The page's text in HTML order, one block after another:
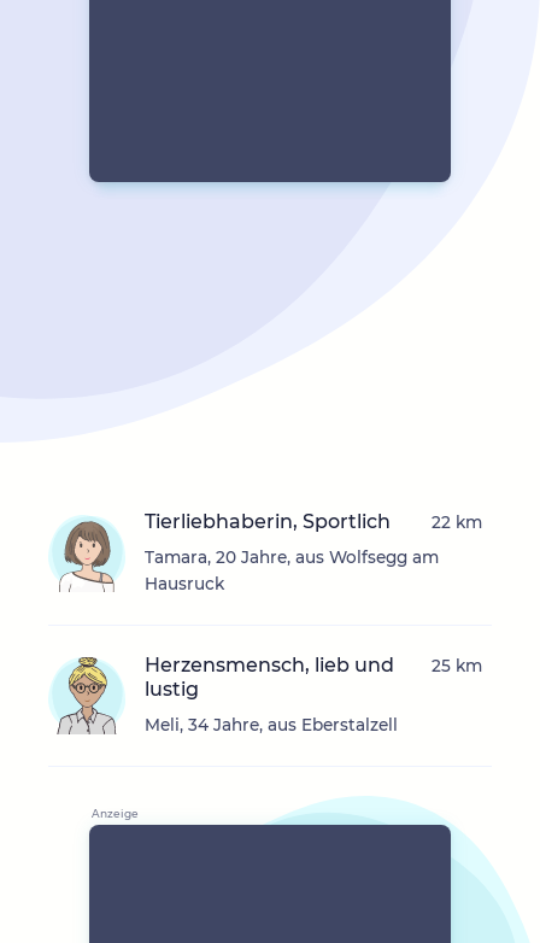
Tierliebhaberin, Sportlich
Tamara, 20 Jahre, aus Wolfsegg am
Hausruck
22 km
Herzensmensch, lieb und
lustig
Meli, 34 Jahre, aus Eberstalzell
25 km